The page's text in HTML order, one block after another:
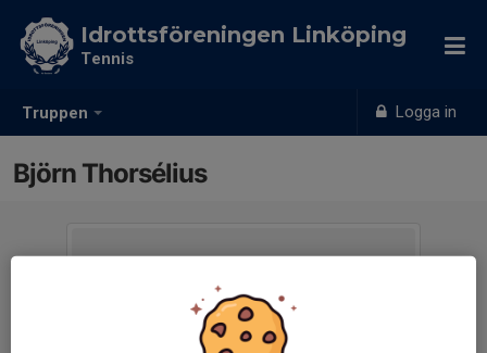
Truppen Logga in
Idrottsföreningen Linköping
Tennis
Björn Thorsélius